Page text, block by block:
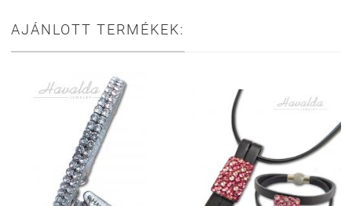
AJÁNLOTT TERMÉKEK: